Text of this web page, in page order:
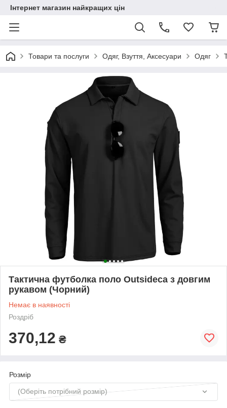
Інтернет магазин найкращих цін
Товари та послуги Одяг, Взуття, Аксесуари Одяг
Тактична футболка поло Outsideca з довгим
рукавом (Чорний)
Немає в наявності
Роздріб
370,12 ₴
Розмір
(Оберіть потрібний розмір)